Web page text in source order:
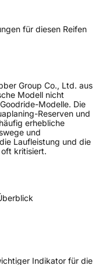
für diesen Reifen
Group Co., Ltd. aus
Modell nicht
Modelle. Die
Reserven und
erhebliche
und
Laufleistung und die
kritisiert.
Indikator für die